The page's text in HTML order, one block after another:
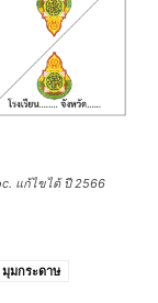
แก้ไขได้ ปี 2566
มุมกระดาษ